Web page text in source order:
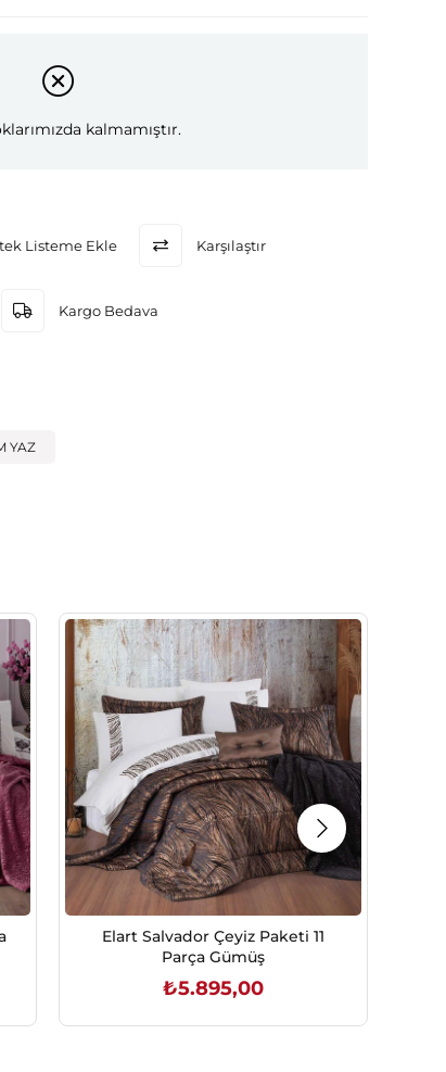
kalmamıştır.
Listeme Ekle Karşılaştır
Kargo Bedava
YAZ
Elart Salvador Çeyiz Paketi 11
Parça Gümüş
₺5.895,00